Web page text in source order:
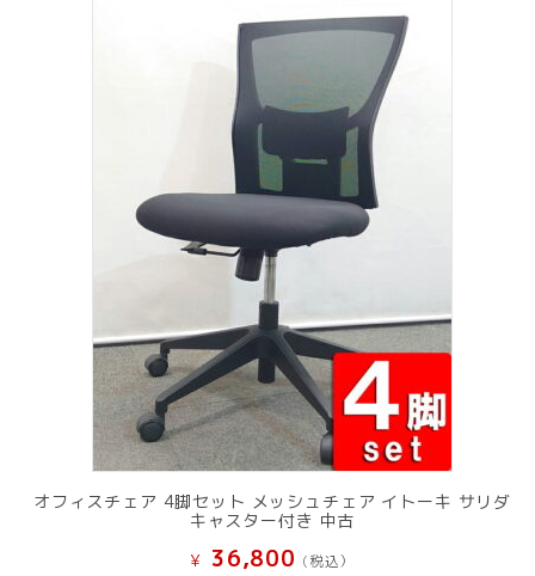
オフィスチェア 4脚セット メッシュチェア イトーキ サリダ
キャスター付き 中古
¥ 36,800 (税込）